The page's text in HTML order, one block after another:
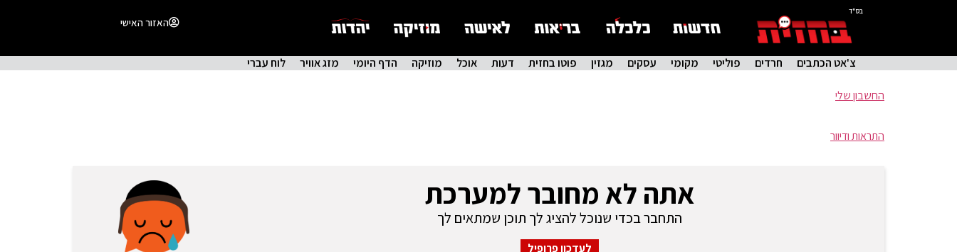
בס"ד
האזור האישי
צ'אט הכתבים חרדים פוליטי מקומי עסקים מגזין פוטו בחזית דעות אוכל מוזיקה הדף היומי מזג אוויר לוח עברי
החשבון שלי
התראות ודיוור
אתה לא מחובר למערכת
התחבר בכדי שנוכל להציג לך תוכן שמתאים לך
לעדכון פרופיל